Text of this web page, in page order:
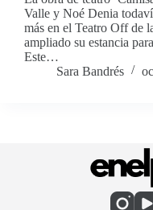
Valle y Noé Denia
más en el Teatro Off de
ampliado su estancia
Este…
Sara Bandrés